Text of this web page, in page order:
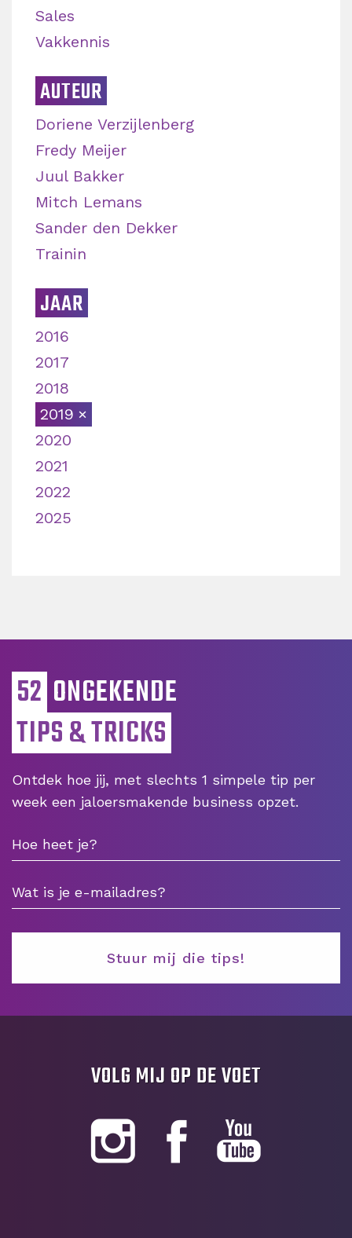
Sales
Vakkennis
AUTEUR
Doriene Verzijlenberg
Fredy Meijer
Juul Bakker
Mitch Lemans
Sander den Dekker
Trainin
JAAR
2016
2017
2018
2019
2020
2021
2022
2025
52 ONGEKENDE
TIPS & TRICKS
Ontdek hoe jij, met slechts 1 simpele tip per
week een jaloersmakende business opzet.
VOLG MIJ OP DE VOET